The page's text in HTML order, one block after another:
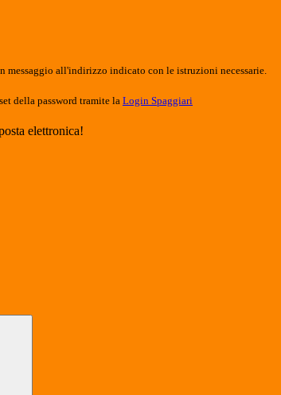
messaggio all'indirizzo indicato con le istruzioni necessarie.
della password tramite la Login Spaggiari
elettronica!